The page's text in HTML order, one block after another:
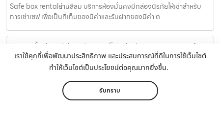
เราใช้คุกกี้เพื่อพัฒนาประสิทธิภาพ และประสบการณ์ที่ดีในการใช้เว็บไซต์
ทำให้เว็บไซต์เป็นประโยชน์ต่อคุณมากยิ่งขึ้น.
รับทราบ
Safe box rentalย่านสีลม บริการห้องมั่นคงมีกล่องนิรภัยให้เช่าสำหรับ
การเช่าเซฟ เพื่อเป็นที่เก็บของมีค่าและรับฝากของมีค่า ต
รับติดตั้งตู้เซฟ ตู้เซฟขนาดเล็ก ลำปาง บริการ ขายตู้
เซฟ รับติดตั้งตู้เซฟ พร้อมทีมงานมืออาชีพ ราคาถูก
รับติดตั้งตู้เซฟ ตู้เซฟขนาดเล็ก ลำปาง บริการ ขายตู้เซฟ รับติดตั้งตู้เซฟ
ติดต่อสอบถามได้ตลอด พร้อมให้บริการทั่วไทย รับติด